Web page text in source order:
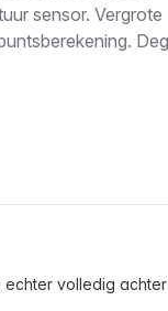
sensor. Vergrote
volledig